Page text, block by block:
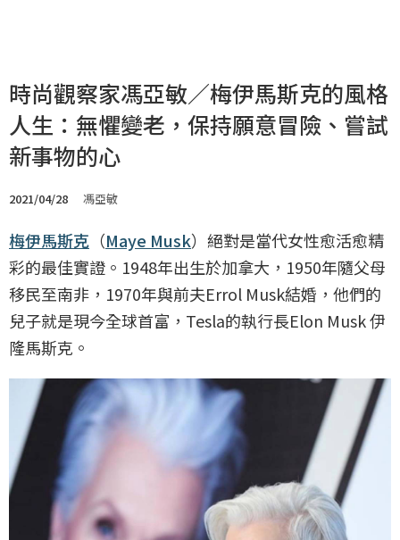
時尚觀察家馮亞敏／梅伊馬斯克的風格
人生：無懼變老，保持願意冒險、嘗試
新事物的心
2021/04/28 馮亞敏
梅伊馬斯克 （Maye Musk）絕對是當代女性愈活愈精
彩的最佳實證。1948年出生於加拿大，1950年隨父母
移民至南非，1970年與前夫Errol Musk結婚，他們的
兒子就是現今全球首富，Tesla的執行長Elon Musk 伊
隆馬斯克。